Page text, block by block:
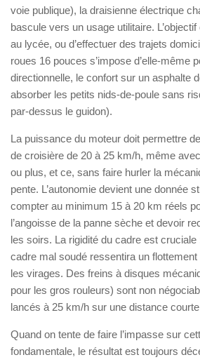
voie publique), la draisienne électrique
bascule vers un usage utilitaire. L’objectif
au lycée, ou d’effectuer des trajets
roues 16 pouces s’impose d’elle-même
directionnelle, le confort sur un asphalte
absorber les petits nids-de-poule sans
par-dessus le guidon).
La puissance du moteur doit permettre
de croisière de 20 à 25 km/h, même
ou plus, et ce, sans faire hurler la
pente. L’autonomie devient une donnée
compter au minimum 15 à 20 km réels
l’angoisse de la panne sèche et devoir
les soirs. La rigidité du cadre est cruciale
cadre mal soudé ressentira un
les virages. Des freins à disques
pour les gros rouleurs) sont non
lancés à 25 km/h sur une distance
Quand on tente de faire l’impasse sur
fondamentale, le résultat est toujours